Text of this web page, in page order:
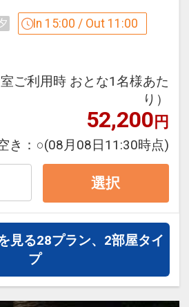
ンターを併設し、横浜ア
です。
２１日前までのご予約が
１日前までの予約受付で
降の人数変更、おとな・
更はできません。
年4月1日～2026年9月
コース番号：DP-1-
In 15:00 / Out 11:00
室ご利用時 おとな1名様あた
り）
52,200円
き： ○(08月08日11:30時点)
選択
見る28プラン、2部屋タイ
プ